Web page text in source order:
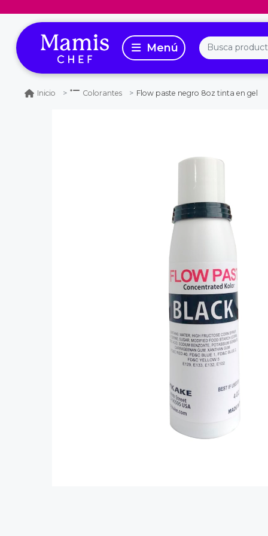
Inicio Colorantes Flow paste negro 8oz tinta en gel